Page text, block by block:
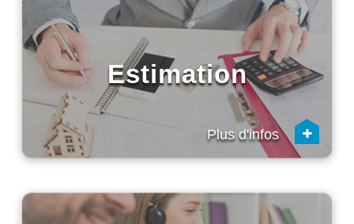
Estimation
Plus d'infos +